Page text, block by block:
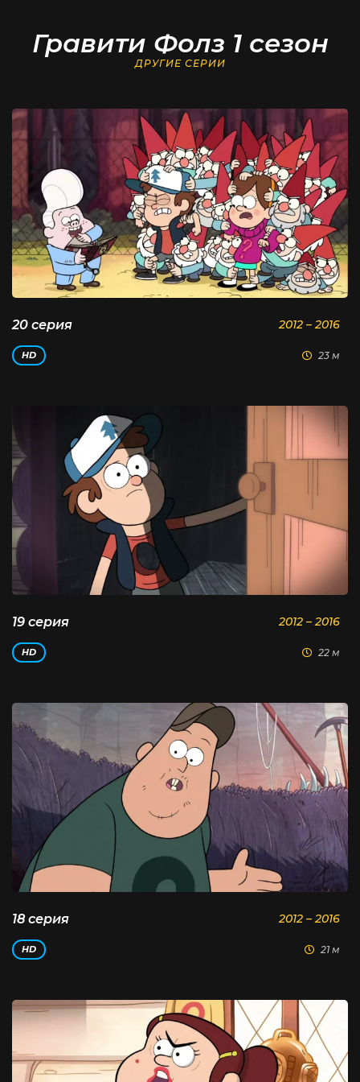
Гравити Фолз 1 сезон
ДРУГИЕ СЕРИИ
20 серия 2012 – 2016
HD 23 м
19 серия 2012 – 2016
HD 22 м
18 серия 2012 – 2016
HD 21 м